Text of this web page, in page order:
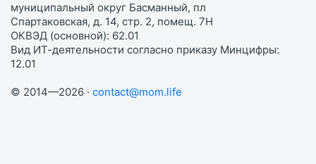
муниципальный округ Басманный, пл
Спартаковская, д. 14, стр. 2, помещ. 7Н
ОКВЭД (основной): 62.01
Вид ИТ-деятельности согласно приказу Минцифры:
12.01
© 2014—2026 · contact@mom.life